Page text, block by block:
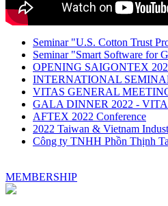
Seminar "U.S. Cotton Trust
Seminar "Smart Software for
OPENING SAIGONTEX
INTERNATIONAL
VITAS GENERAL
GALA DINNER 2022 -
AFTEX 2022 Conference
2022 Taiwan & Vietnam
Công ty TNHH Phồn Thịnh
MEMBERSHIP